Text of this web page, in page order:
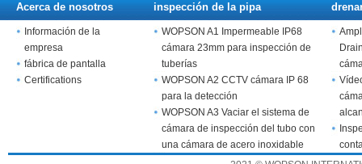
Acerca de nosotros
Información de la
empresa
fábrica de pantalla
Certifications
inspección de la pipa
WOPSON A1 Impermeable IP68
cámara 23mm para inspección de
tuberías
WOPSON A2 CCTV cámara IP 68
para la detección
WOPSON A3 Vaciar el sistema de
cámara de inspección del tubo con
una cámara de acero inoxidable